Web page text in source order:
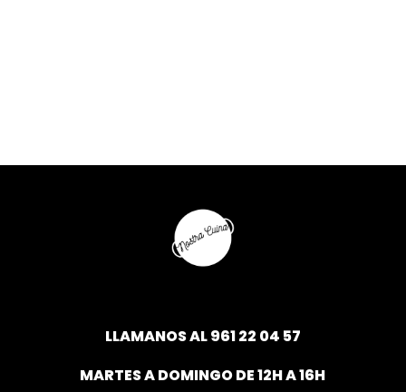
LLAMANOS AL961 22 04 57
MARTES A DOMINGO DE 12H A 16H